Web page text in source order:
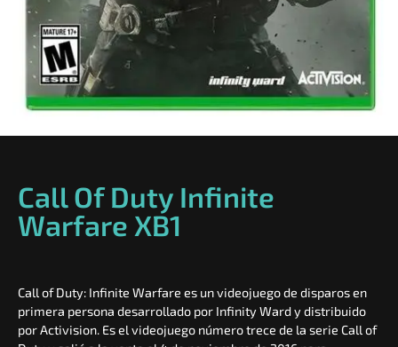
Call Of Duty Infinite
Warfare XB1
Call of Duty: Infinite Warfare es un videojuego de disparos en
primera persona desarrollado por Infinity Ward y distribuido
por Activision. Es el videojuego número trece de la serie Call of